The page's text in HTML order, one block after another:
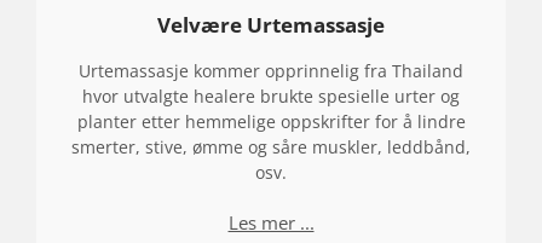
Velvære Urtemassasje
Urtemassasje kommer opprinnelig fra Thailand
hvor utvalgte healere brukte spesielle urter og
planter etter hemmelige oppskrifter for å lindre
smerter, stive, ømme og såre muskler, leddbånd,
osv.
Les mer ...